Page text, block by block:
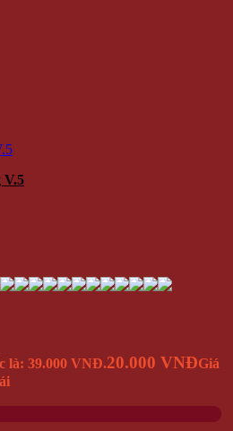
V.5
là: 39.000 VNĐ.20.000 VNĐGiá